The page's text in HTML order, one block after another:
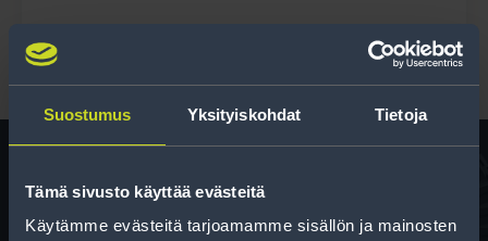
Suostumus Yksityiskohdat Tietoja
Tämä sivusto käyttää evästeitä
Käytämme evästeitä tarjoamamme sisällön ja mainosten
Rengas­laskuri